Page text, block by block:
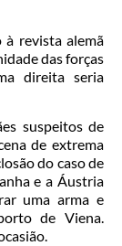
à revista alemã
das forças
direita seria
suspeitos de
de extrema
do caso de
e a Áustria
uma arma e
de Viena.